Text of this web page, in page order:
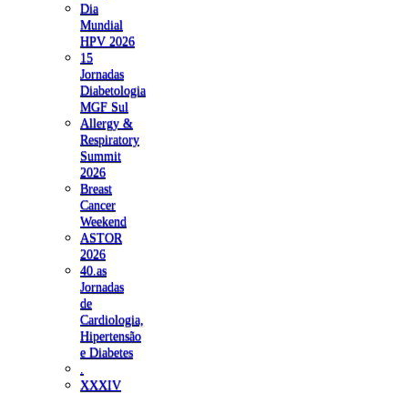
Dia
Mundial
HPV 2026
15
Jornadas
Diabetologia
MGF Sul
Allergy &
Respiratory
Summit
2026
Breast
Cancer
Weekend
ASTOR
2026
40.as
Jornadas
de
Cardiologia,
Hipertensão
e Diabetes
XXXIV